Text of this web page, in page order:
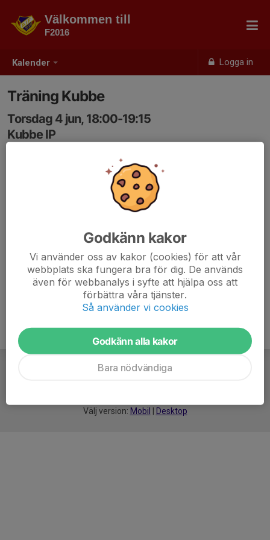
Kalender Logga in
Välkommen till
F2016
Träning Kubbe
Torsdag 4 jun, 18:00-19:15
Kubbe IP
Välj version: Mobil Desktop
Godkänn kakor
Vi använder oss av kakor (cookies) för att vår
webbplats ska fungera bra för dig. De används
även för webbanalys i syfte att hjälpa oss att
förbättra våra tjänster.
Så använder vi cookies
Godkänn alla kakor
Bara nödvändiga